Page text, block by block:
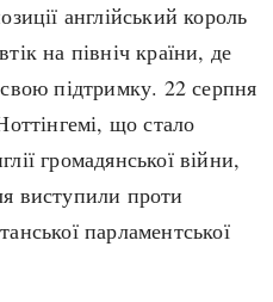
Популярні статті
Всі статті
Визначальні події
#Хештеги
англійський король
на північ країни, де
підтримку. 22 серпня
що стало
громадянської війни,
виступили проти
парламентської